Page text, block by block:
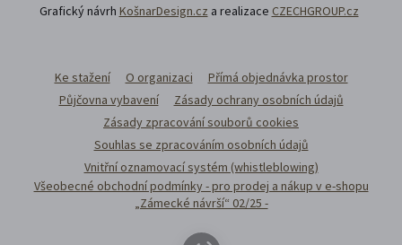
Grafický návrh KošnarDesign.cz a realizace CZECHGROUP.cz
Ke stažení O organizaci
Přímá objednávka prostor
Půjčovna vybavení
Zásady ochrany osobních údajů
Zásady zpracování souborů cookies
Souhlas se zpracováním osobních údajů
Vnitřní oznamovací systém (whistleblowing)
Všeobecné obchodní podmínky - pro prodej a nákup v e-shopu
„Zámecké návrší“ 02/25 -